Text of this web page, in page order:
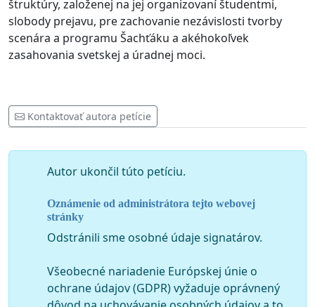
štruktúry, založenej na jej organizovaní študentmi,
slobody prejavu, pre zachovanie nezávislosti tvorby
scenára a programu Šachťáku a akéhokoľvek
zasahovania svetskej a úradnej moci.
Kontaktovať autora petície
Autor ukončil túto petíciu.
Oznámenie od administrátora tejto webovej
stránky
Odstránili sme osobné údaje signatárov.
Všeobecné nariadenie Európskej únie o
ochrane údajov (GDPR) vyžaduje oprávnený